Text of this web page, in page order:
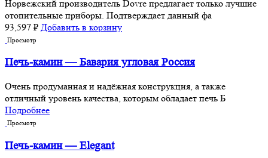
Норвежский производитель Dovre предлагает только лучшие
отопительные приборы. Подтверждает данный фа
93,597 ₽ Добавить в корзину
Просмотр
Печь-камин — Бавария угловая Россия
Очень продуманная и надёжная конструкция, а также
отличный уровень качества, которым обладает печь Б
Подробнее
Просмотр
Печь-камин — Elegant